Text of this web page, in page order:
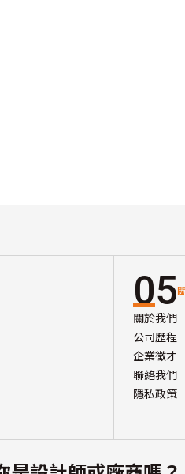
05
關於我們
公司歷程
企業徵才
聯絡我們
隱私政策